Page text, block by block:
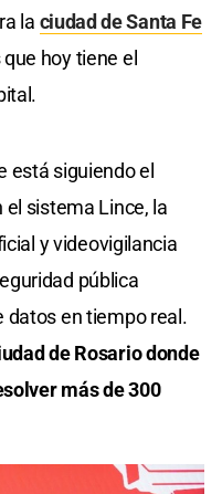
la ciudad de Santa Fe
hoy tiene el
está siguiendo el
sistema Lince, la
y videovigilancia
pública
datos en tiempo real.
de Rosario donde
más de 300